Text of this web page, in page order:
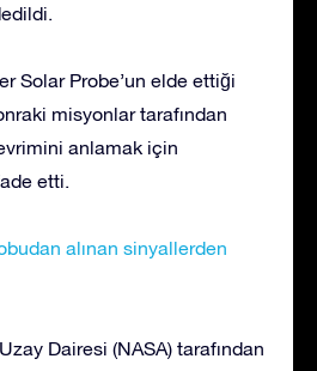
Solar Probe’un elde ettiği
misyonlar tarafından
anlamak için
etti.
alınan sinyallerden
Dairesi (NASA) tarafından